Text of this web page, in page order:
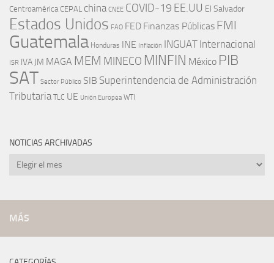
Centroamérica CEPAL china CNEE COVID-19 EE.UU El Salvador
Estados Unidos FAO FED Finanzas Públicas FMI
Guatemala Honduras INE Inflación INGUAT Internacional
ISR IVA JM MAGA MEM MINECO MINFIN México PIB
SAT Sector Público SIB Superintendencia de Administración
Tributaria TLC UE Unión Europea WTI
NOTICIAS ARCHIVADAS
Noticias
MÁS